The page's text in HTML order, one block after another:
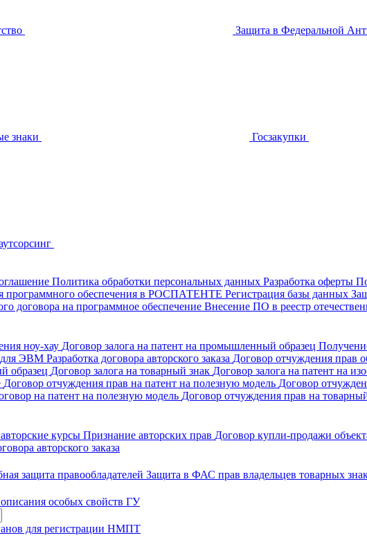
Защита в Федеральной
знаки Госзакупки
Политика обработки персональных данных Разработка оферты
программного обеспечения в РОСПАТЕНТЕ Регистрация базы данных
договора на программное обеспечение Внесение ПО в реестр
ноу-хау Договор залога на патент на промышленный образец
для ЭВМ Разработка договора авторского заказа Договор отчуждения прав
образец Договор залога на товарный знак Договор залога на патент на
Договор отчуждения прав на патент на полезную модель Договор
на патент на полезную модель Договор отчуждения прав на
курсы Признание авторских прав Договор купли-продажи
авторского заказа
защита правообладателей Защита в ФАС прав владельцев товарных
особых свойств ГУ
для регистрации НМПТ